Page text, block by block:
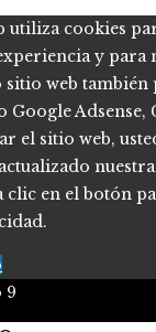
utiliza cookies
y para
sitio web
Google Adsense,
el sitio web,
clic en el botón
9